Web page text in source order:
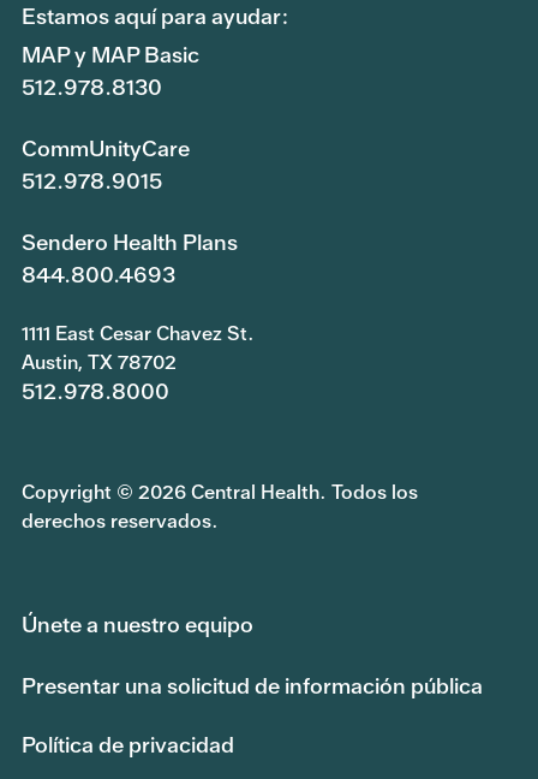
Estamos aquí para ayudar:
MAP y MAP Basic
512.978.8130
CommUnityCare
512.978.9015
Sendero Health Plans
844.800.4693
1111 East Cesar Chavez St.
Austin, TX 78702
512.978.8000
Copyright © 2026 Central Health. Todos los
derechos reservados.
Únete a nuestro equipo
Presentar una solicitud de información pública
Política de privacidad